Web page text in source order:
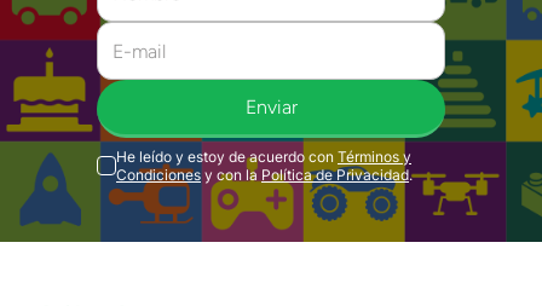
Enviar
He leído y estoy de acuerdo con Términos y
Condiciones y con la Política de Privacidad.